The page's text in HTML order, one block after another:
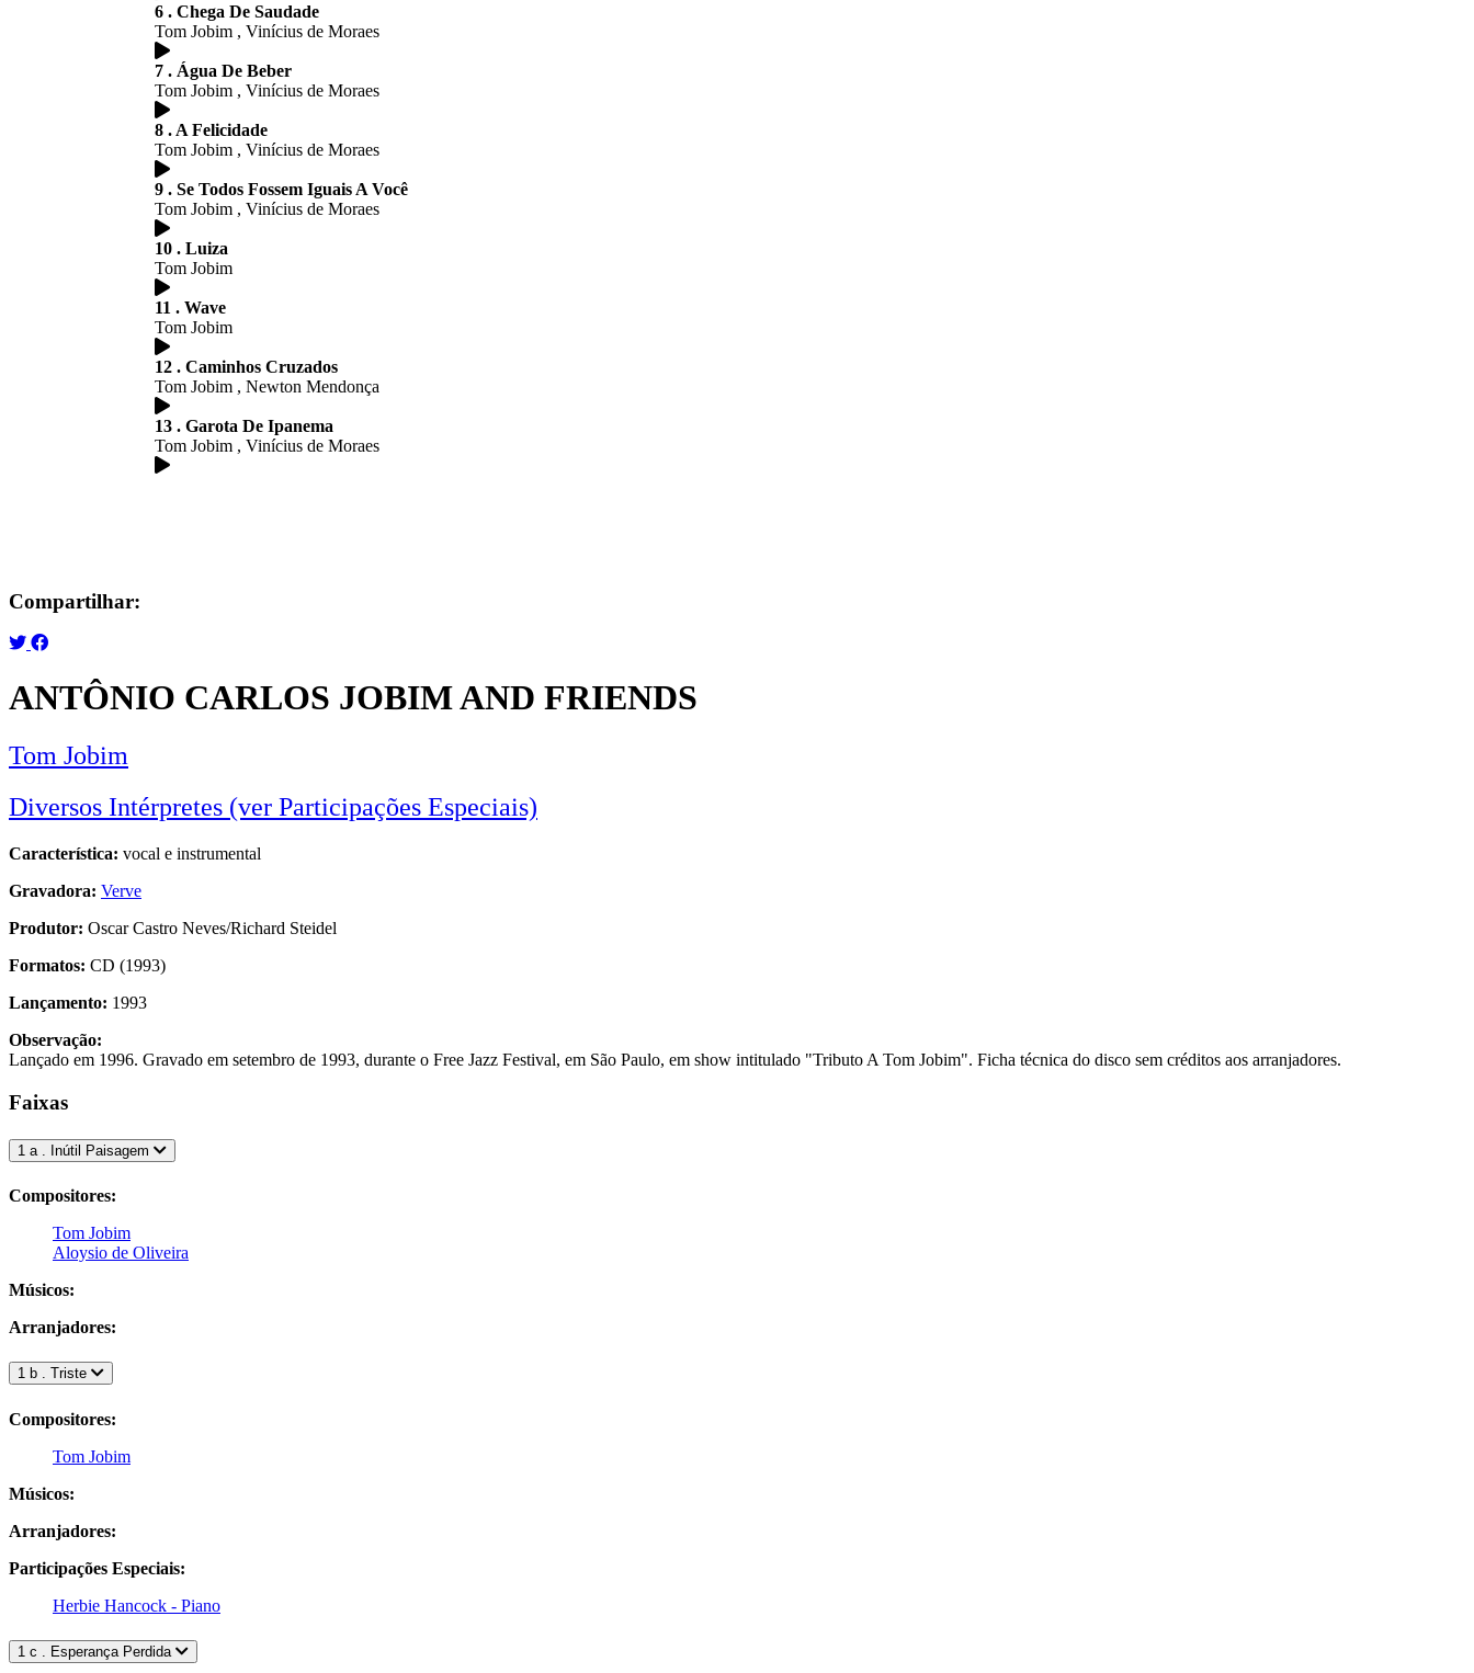
6 . Chega De Saudade
Tom Jobim , Vinícius de Moraes
7 . Água De Beber
Tom Jobim , Vinícius de Moraes
8 . A Felicidade
Tom Jobim , Vinícius de Moraes
9 . Se Todos Fossem Iguais A Você
Tom Jobim , Vinícius de Moraes
10 . Luiza
Tom Jobim
11 . Wave
Tom Jobim
12 . Caminhos Cruzados
Tom Jobim , Newton Mendonça
13 . Garota De Ipanema
Tom Jobim , Vinícius de Moraes
Compartilhar:
ANTÔNIO CARLOS JOBIM AND FRIENDS
Tom Jobim
Diversos Intérpretes (ver Participações Especiais)
Característica: vocal e instrumental
Gravadora: Verve
Produtor: Oscar Castro Neves/Richard Steidel
Formatos: CD (1993)
Lançamento: 1993
Observação:
Lançado em 1996. Gravado em setembro de 1993, durante o Free Jazz Festival, em São Paulo, em show intitulado "Tributo A Tom Jobim". Ficha técnica do disco sem créditos aos arranjadores.
Faixas
1 a . Inútil Paisagem
Compositores:
Tom Jobim
Aloysio de Oliveira
Músicos:
Arranjadores:
1 b . Triste
Compositores:
Tom Jobim
Músicos:
Arranjadores:
Participações Especiais:
Herbie Hancock - Piano
1 c . Esperança Perdida